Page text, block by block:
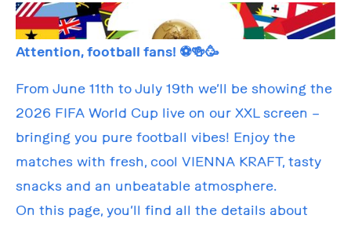
Attention, football fans! ⚽🍻🥳
From June 11th to July 19th we’ll be showing the
2026 FIFA World Cup live on our XXL screen –
bringing you pure football vibes! Enjoy the
matches with fresh, cool VIENNA KRAFT, tasty
snacks and an unbeatable atmosphere.
On this page, you’ll find all the details about